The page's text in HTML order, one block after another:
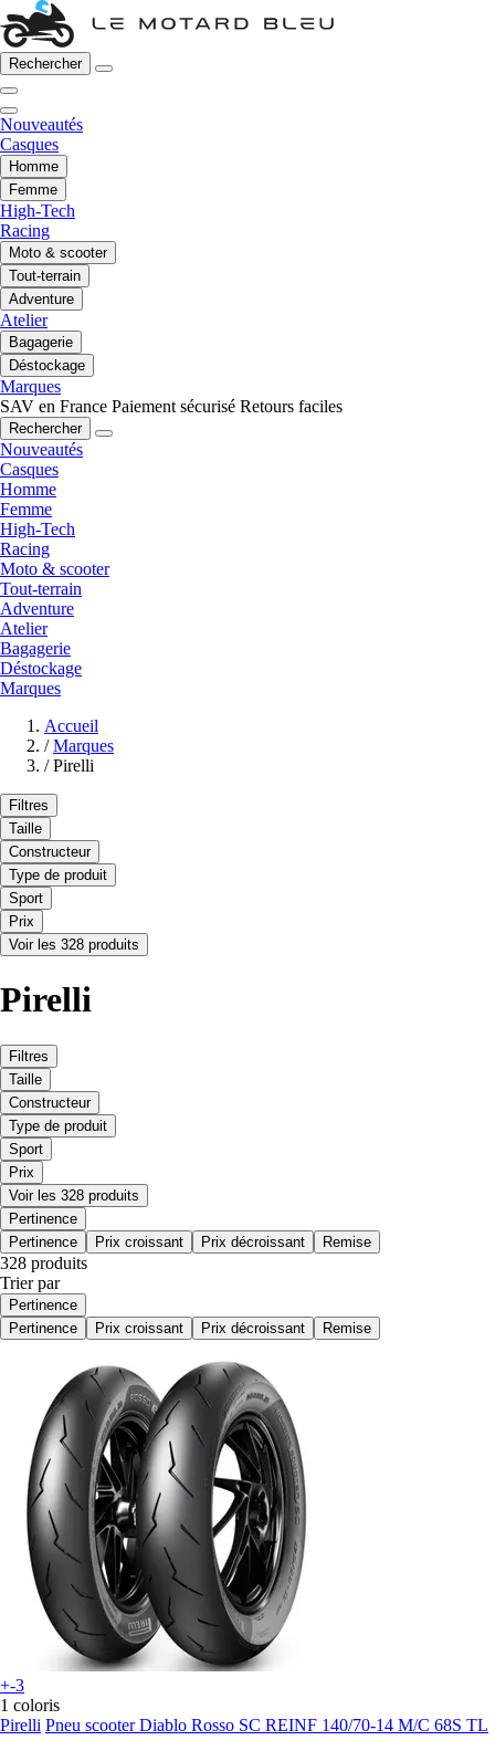
Rechercher
Nouveautés
Casques
Homme
Femme
High-Tech
Racing
Moto & scooter
Tout-terrain
Adventure
Atelier
Bagagerie
Déstockage
Marques
SAV en France Paiement sécurisé Retours faciles
Rechercher
Nouveautés
Casques
Homme
Femme
High-Tech
Racing
Moto & scooter
Tout-terrain
Adventure
Atelier
Bagagerie
Déstockage
Marques
Accueil
/ Marques
/ Pirelli
Filtres
Taille
Constructeur
Type de produit
Sport
Prix
Voir les 328 produits
Pirelli
Filtres
Taille
Constructeur
Type de produit
Sport
Prix
Voir les 328 produits
Pertinence
Pertinence
Prix croissant Prix décroissant Remise
328 produits
Trier par
Pertinence
Pertinence
Prix croissant Prix décroissant Remise
+-3
1 coloris
Pirelli Pneu scooter Diablo Rosso SC REINF 140/70-14 M/C 68S TL